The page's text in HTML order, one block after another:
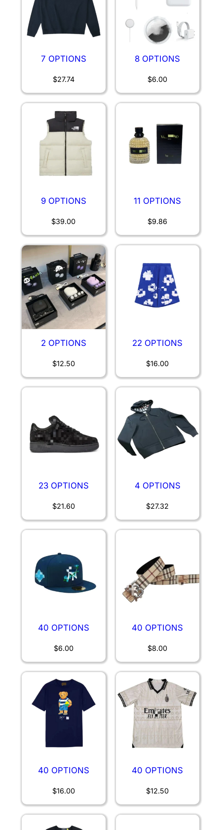
7 OPTIONS
$27.74
8 OPTIONS
$6.00
9 OPTIONS
$39.00
11 OPTIONS
$9.86
2 OPTIONS
$12.50
22 OPTIONS
$16.00
23 OPTIONS
$21.60
4 OPTIONS
$27.32
40 OPTIONS
$6.00
40 OPTIONS
$8.00
40 OPTIONS
$16.00
40 OPTIONS
$12.50